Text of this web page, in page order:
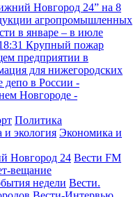
Новгород 24” на 8
агропромышленных
в январе – в июле
Крупный пожар
предприятии в
для нижегородских
депо в России -
Новгороде -
Политика
экология Экономика и
Новгород 24 Вести FM
вещание
недели Вести.